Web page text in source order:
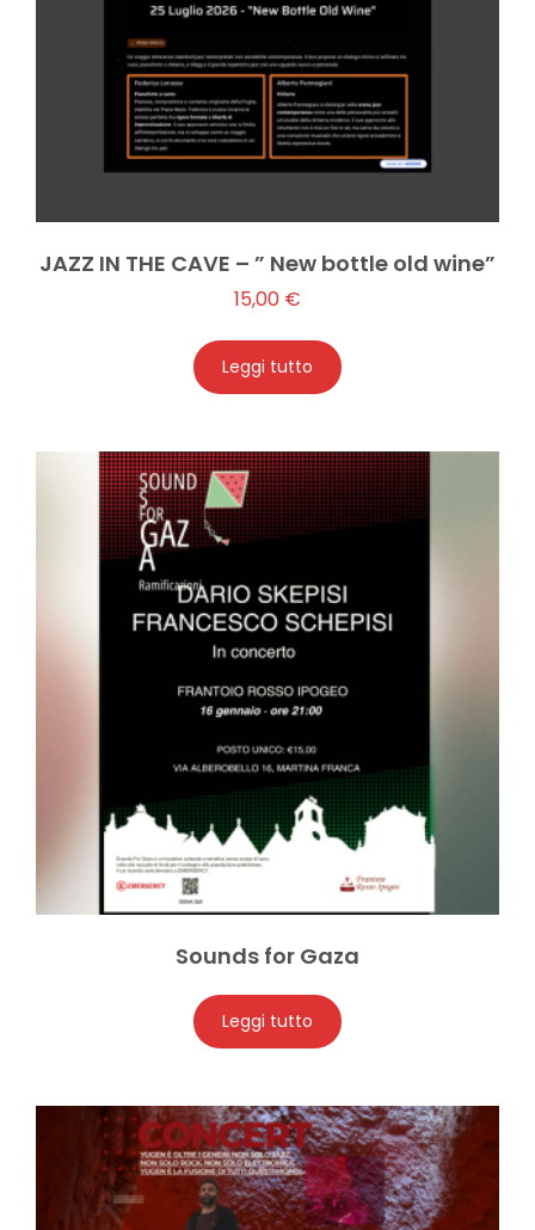
JAZZ IN THE CAVE – ” New bottle old wine”
15,00 €
Leggi tutto
Sounds for Gaza
Leggi tutto